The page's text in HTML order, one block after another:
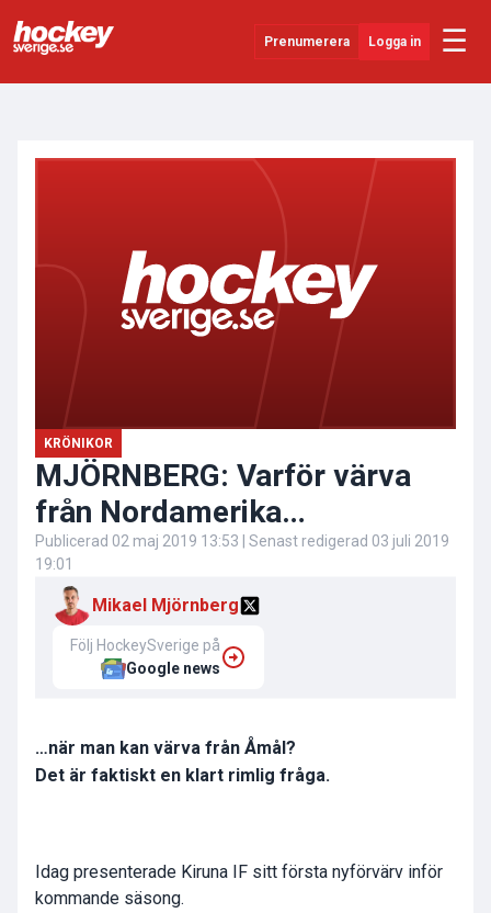
Prenumerera Logga in ☰
KRÖNIKOR
MJÖRNBERG: Varför värva
från Nordamerika…
Publicerad 02 maj 2019 13:53 | Senast redigerad 03 juli 2019
19:01
Mikael Mjörnberg
Följ HockeySverige på
Google news
…när man kan värva från Åmål?
Det är faktiskt en klart rimlig fråga.
Idag presenterade Kiruna IF sitt första nyförvärv inför
kommande säsong.